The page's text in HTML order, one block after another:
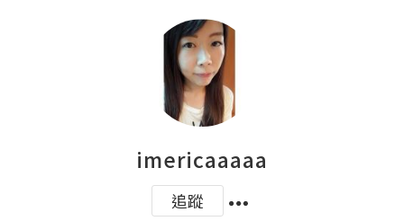
imericaaaaa
追蹤